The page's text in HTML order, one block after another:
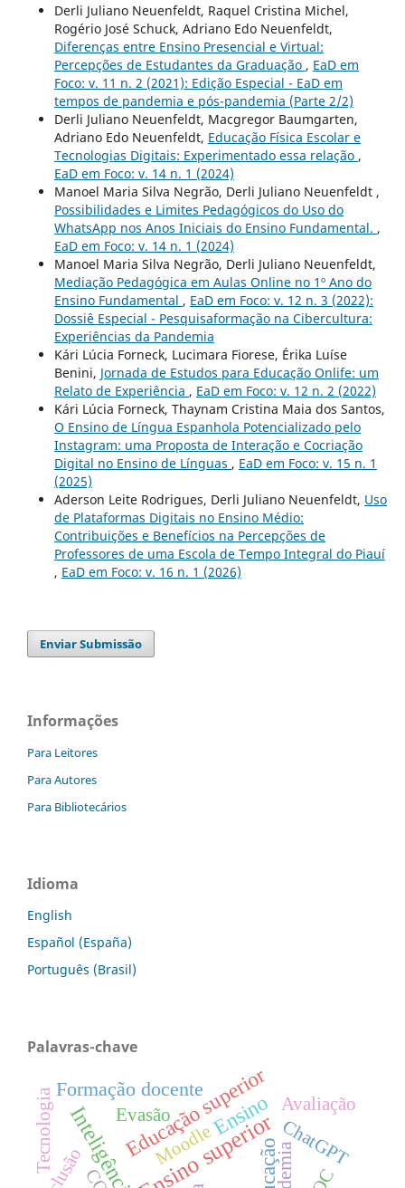
Derli Juliano Neuenfeldt, Raquel Cristina Michel,
Rogério José Schuck, Adriano Edo Neuenfeldt,
Diferenças entre Ensino Presencial e Virtual:
Percepções de Estudantes da Graduação , EaD em
Foco: v. 11 n. 2 (2021): Edição Especial - EaD em
tempos de pandemia e pós-pandemia (Parte 2/2)
Derli Juliano Neuenfeldt, Macgregor Baumgarten,
Adriano Edo Neuenfeldt, Educação Física Escolar e
Tecnologias Digitais: Experimentado essa relação ,
EaD em Foco: v. 14 n. 1 (2024)
Manoel Maria Silva Negrão, Derli Juliano Neuenfeldt ,
Possibilidades e Limites Pedagógicos do Uso do
WhatsApp nos Anos Iniciais do Ensino Fundamental. ,
EaD em Foco: v. 14 n. 1 (2024)
Manoel Maria Silva Negrão, Derli Juliano Neuenfeldt,
Mediação Pedagógica em Aulas Online no 1º Ano do
Ensino Fundamental , EaD em Foco: v. 12 n. 3 (2022):
Dossiê Especial - Pesquisaformação na Cibercultura:
Experiências da Pandemia
Kári Lúcia Forneck, Lucimara Fiorese, Érika Luí­se
Benini, Jornada de Estudos para Educação Onlife: um
Relato de Experiência , EaD em Foco: v. 12 n. 2 (2022)
Kári Lúcia Forneck, Thaynam Cristina Maia dos Santos,
O Ensino de Língua Espanhola Potencializado pelo
Instagram: uma Proposta de Interação e Cocriação
Digital no Ensino de Línguas , EaD em Foco: v. 15 n. 1
(2025)
Aderson Leite Rodrigues, Derli Juliano Neuenfeldt, Uso
de Plataformas Digitais no Ensino Médio:
Contribuições e Benefícios na Percepções de
Professores de uma Escola de Tempo Integral do Piauí
, EaD em Foco: v. 16 n. 1 (2026)
Enviar Submissão
Informações
Para Leitores
Para Autores
Para Bibliotecários
Idioma
English
Español (España)
Português (Brasil)
Palavras-chave
Ensino superior
Ensino
Educação superior
Formação docente
Evasão
Moodle ChatGPT
Tecnologia Avaliação